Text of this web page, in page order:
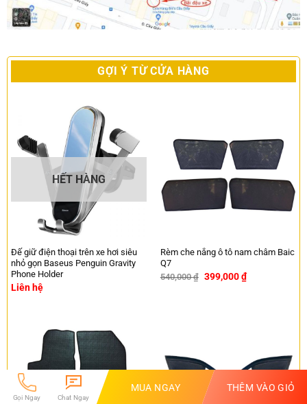
GỢI Ý TỪ CỬA HÀNG
HẾT HÀNG
Đế giữ điện thoại trên xe hơi siêu
nhỏ gọn Baseus Penguin Gravity
Phone Holder
Liên hệ
Rèm che nắng ô tô nam châm Baic
Q7
540,000₫ 399,000₫
Gọi Ngay Chat Ngay
MUA NGAY THÊM VÀO GIỎ